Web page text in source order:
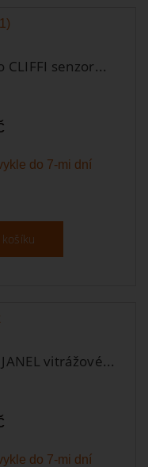
senzor...
do 7-mi dní
vitrážové...
do 7-mi dní